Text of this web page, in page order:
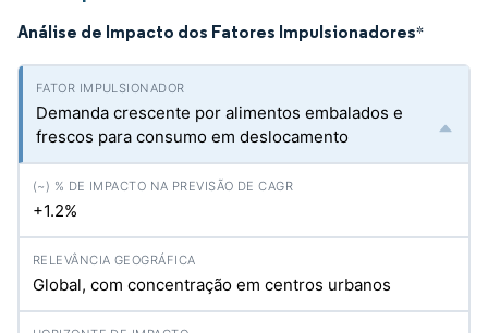
Análise de Impacto dos Fatores Impulsionadores*
Demanda crescente por alimentos embalados e
frescos para consumo em deslocamento
+1.2%
Global, com concentração em centros urbanos